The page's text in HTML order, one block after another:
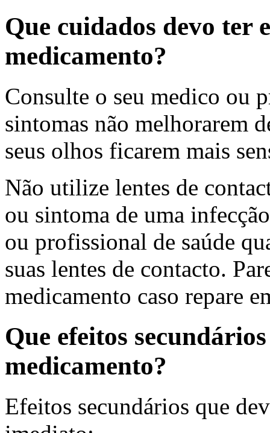
Que cuidados devo ter
medicamento?
Consulte o seu medico ou
sintomas não melhorarem
seus olhos ficarem mais
Não utilize lentes de
ou sintoma de uma
ou profissional de saúde
suas lentes de contacto.
medicamento caso repare
Que efeitos
medicamento?
Efeitos secundários que